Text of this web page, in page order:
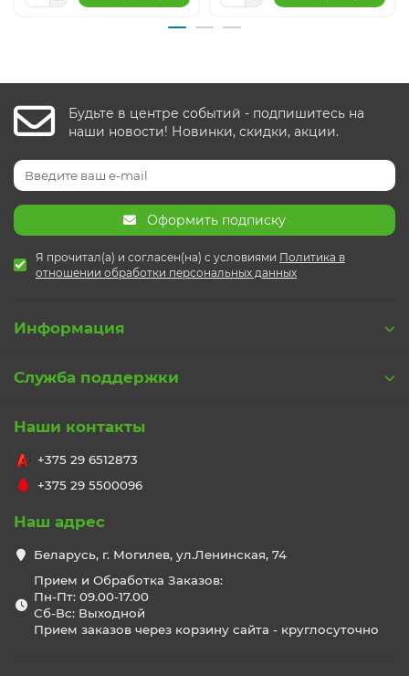
Будьте в центре событий - подпишитесь на
наши новости! Новинки, скидки, акции.
Оформить подписку
Я прочитал(а) и согласен(на) с условиями Политика в
отношении обработки персональных данных
Информация
Служба поддержки
Наши контакты
+375 29 6512873
+375 29 5500096
Наш адрес
Беларусь, г. Могилев, ул.Ленинская, 74
Прием и Обработка Заказов:
Пн-Пт: 09.00-17.00
Сб-Вс: Выходной
Прием заказов через корзину сайта - круглосуточно